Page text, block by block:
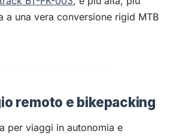
a una vera conversione rigid MTB
remoto e bikepacking
per viaggi in autonomia e